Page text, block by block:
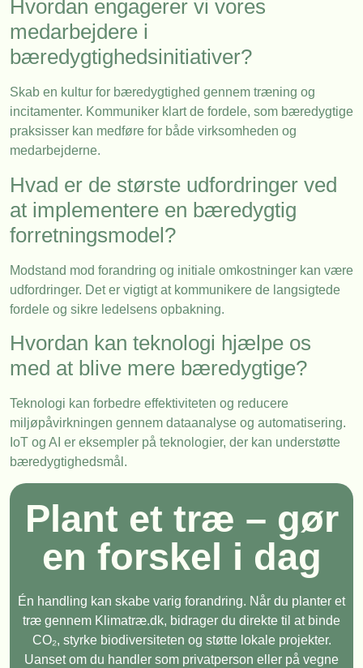
Hvordan engagerer vi vores
medarbejdere i
bæredygtighedsinitiativer?
Skab en kultur for bæredygtighed gennem træning og
incitamenter. Kommuniker klart de fordele, som bæredygtige
praksisser kan medføre for både virksomheden og
medarbejderne.
Hvad er de største udfordringer ved
at implementere en bæredygtig
forretningsmodel?
Modstand mod forandring og initiale omkostninger kan være
udfordringer. Det er vigtigt at kommunikere de langsigtede
fordele og sikre ledelsens opbakning.
Hvordan kan teknologi hjælpe os
med at blive mere bæredygtige?
Teknologi kan forbedre effektiviteten og reducere
miljøpåvirkningen gennem dataanalyse og automatisering.
IoT og AI er eksempler på teknologier, der kan understøtte
bæredygtighedsmål.
Plant et træ – gør
en forskel i dag
Én handling kan skabe varig forandring. Når du planter et
træ gennem Klimatræ.dk, bidrager du direkte til at binde
CO₂, styrke biodiversiteten og støtte lokale projekter.
Uanset om du handler som privatperson eller på vegne